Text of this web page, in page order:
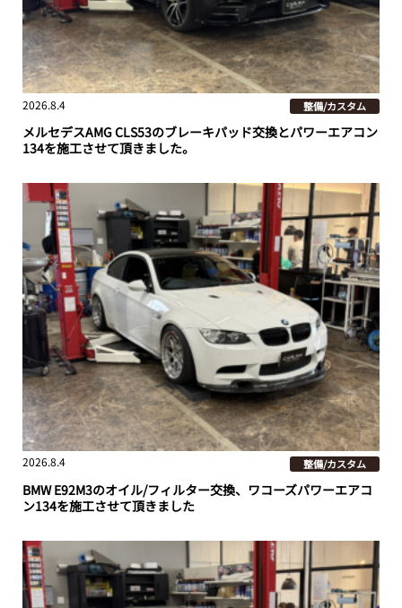
2026.8.4 整備/カスタム
メルセデスAMG CLS53のブレーキパッド交換とパワーエアコン
134を施工させて頂きました。
2026.8.4 整備/カスタム
BMW E92M3のオイル/フィルター交換、ワコーズパワーエアコ
ン134を施工させて頂きました